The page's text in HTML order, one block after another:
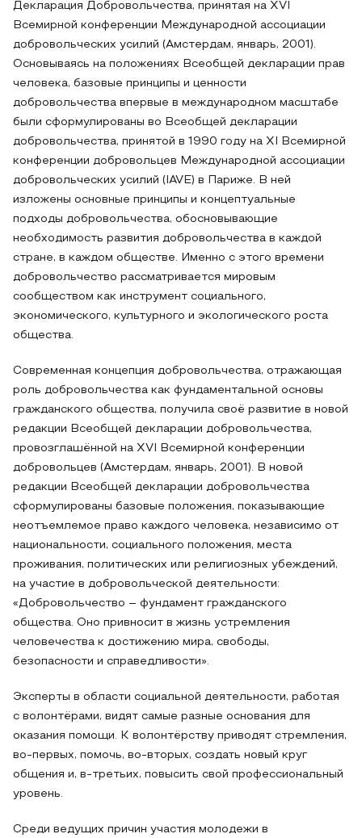
Декларация Добровольчества, принятая на XVI
Всемирной конференции Международной ассоциации
добровольческих усилий (Амстердам, январь, 2001).
Основываясь на положениях Всеобщей декларации прав
человека, базовые принципы и ценности
добровольчества впервые в международном масштабе
были сформулированы во Всеобщей декларации
добровольчества, принятой в 1990 году на ХI Всемирной
конференции добровольцев Международной ассоциации
добровольческих усилий (IAVE) в Париже. В ней
изложены основные принципы и концептуальные
подходы добровольчества, обосновывающие
необходимость развития добровольчества в каждой
стране, в каждом обществе. Именно с этого времени
добровольчество рассматривается мировым
сообществом как инструмент социального,
экономического, культурного и экологического роста
общества.
Современная концепция добровольчества, отражающая
роль добровольчества как фундаментальной основы
гражданского общества, получила своё развитие в новой
редакции Всеобщей декларации добровольчества,
провозглашённой на XVI Всемирной конференции
добровольцев (Амстердам, январь, 2001). В новой
редакции Всеобщей декларации добровольчества
сформулированы базовые положения, показывающие
неотъемлемое право каждого человека, независимо от
национальности, социального положения, места
проживания, политических или религиозных убеждений,
на участие в добровольческой деятельности:
«Добровольчество – фундамент гражданского
общества. Оно привносит в жизнь устремления
человечества к достижению мира, свободы,
безопасности и справедливости».
Эксперты в области социальной деятельности, работая
с волонтёрами, видят самые разные основания для
оказания помощи. К волонтёрству приводят стремления,
во-первых, помочь, во-вторых, создать новый круг
общения и, в-третьих, повысить свой профессиональный
уровень.
Среди ведущих причин участия молодежи в